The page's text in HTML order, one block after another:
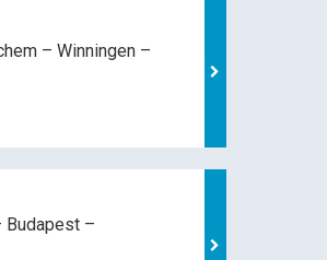
– Winningen –
Budapest –